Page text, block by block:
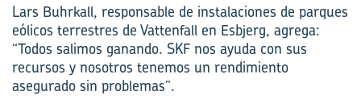
Lars Buhrkall, responsable de instalaciones de parques
eólicos terrestres de Vattenfall en Esbjerg, agrega:
“Todos salimos ganando. SKF nos ayuda con sus
recursos y nosotros tenemos un rendimiento
asegurado sin problemas”.